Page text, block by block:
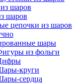
шаров
шаров
цепочки из шаров
шары
из фольги
круги
сердца